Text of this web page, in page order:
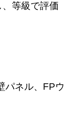
等級で評価
パネル、FPウ